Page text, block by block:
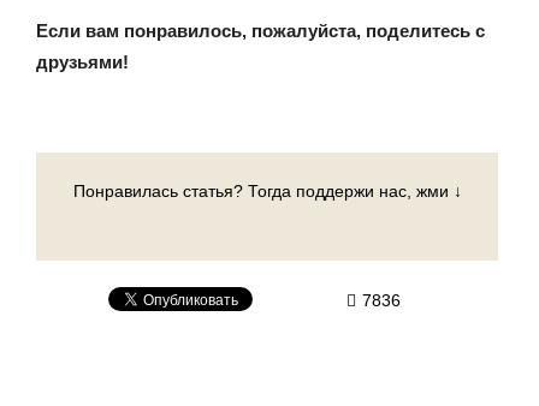
Если вам понравилось, пожалуйста, поделитесь с
друзьями!
Понравилась статья? Тогда поддержи нас, жми ↓
7836